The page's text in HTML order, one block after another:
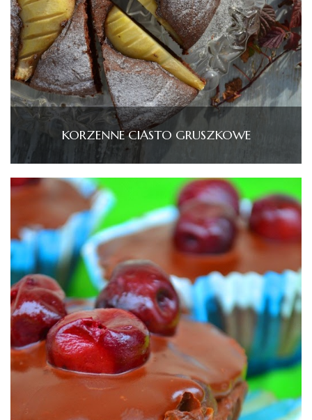
KORZENNE CIASTO GRUSZKOWE